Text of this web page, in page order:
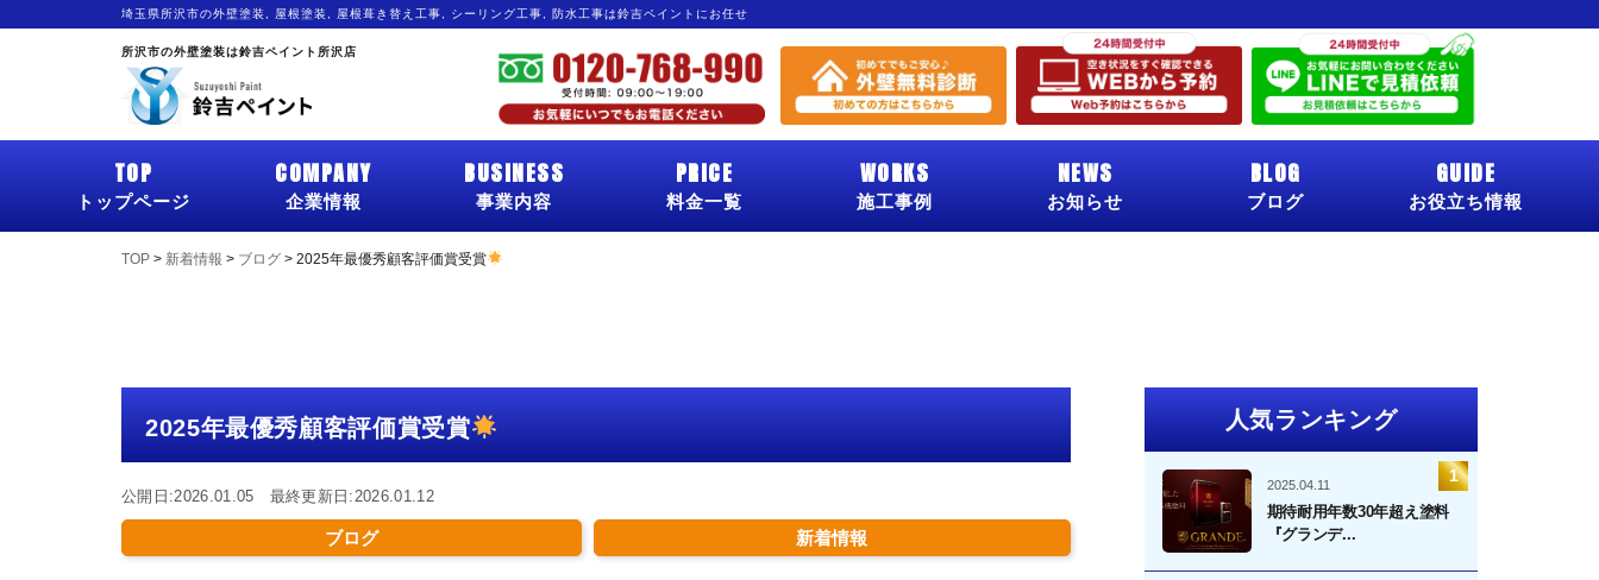
埼玉県所沢市の外壁塗装, 屋根塗装, 屋根葺き替え工事, シーリング工事, 防水工事は鈴吉ペイントにお任せ
所沢市の外壁塗装は鈴吉ペイント所沢店
TOP
トップページ
COMPANY
企業情報
BUSINESS
事業内容
PRICE
料金一覧
WORKS
施工事例
NEWS
お知らせ
BLOG
ブログ
GUIDE
お役立ち情報
TOP > 新着情報 > ブログ > 2025年最優秀顧客評価賞受賞
2025年最優秀顧客評価賞受賞
公開日:2026.01.05 最終更新日:2026.01.12
ブログ 新着情報
人気ランキング
2025.04.11
期待耐用年数30年超え塗料
『グランデ...